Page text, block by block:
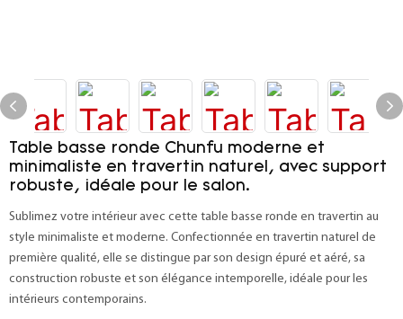
Table basse ronde Chunfu moderne et
minimaliste en travertin naturel, avec support
robuste, idéale pour le salon.
Sublimez votre intérieur avec cette table basse ronde en travertin au
style minimaliste et moderne. Confectionnée en travertin naturel de
première qualité, elle se distingue par son design épuré et aéré, sa
construction robuste et son élégance intemporelle, idéale pour les
intérieurs contemporains.